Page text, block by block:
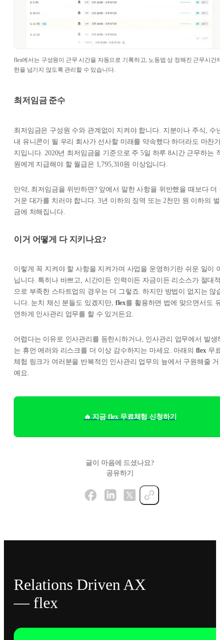
flex에서는 구성원이 근무 시간을 자동으로 기록하고, 노동법 상 정해진 근무시간
한을 넘기지 않도록 관리할 수 있습니다.
최저임금 준수
최저임금은 구성원 수와 관계없이 지켜야 합니다. 지분이나 주식, 수
내 유니콘이 될 우리 회사가 선사할 미래를 약속했다 하더라도 마찬
지입니다. 2020년 최저임금을 기준으로 주 5일 하루 8시간 근무하는
원에게 지급해야 할 월급은 1,795,310원 이상입니다.
만약, 최저임금을 위반하면? 앞에서 말한 사항을 위반했을 때보다 더
거운 대가를 치러야 합니다. 3년 이하의 징역 또는 2천만 원 이하의 벌
금에 처해집니다.
이거 어떻게 다 지키나요?
이렇게 꼭 지켜야 할 사항을 지켜가며 사업을 운영하기란 쉬운 일이
닙니다. 특히나 바쁘고, 시간이든 인력이든 자금이든 리소스가 절대
으로 부족한 스타트업의 경우는 더 그렇죠. 하지만 방법이 없지는 않
니다. 눈치 채신 분들도 있겠지만, flex를 활용하면 법에 맞으면서도
연하게 인사관리 업무를 할 수 있거든요.
어렵다는 이유로 인사관리를 등한시하거나, 인사관리 업무에서 발생
는 휴먼 에러와 리스크를 더 이상 감수하지는 마세요. 아래의 flex무
체험 링크가 여러분을 반복적인 인사관리 업무의 늪에서 구원해줄 거
예요.
🔥 지금 flex 무료체험 신청하기
글이 마음에 드셨나요?
공유하기
Relations Driven AX
— flex